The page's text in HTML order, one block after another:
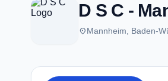
D S C -
placeMannheim, Baden-